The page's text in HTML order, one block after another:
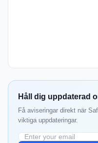
Håll dig uppdaterad
Få aviseringar direkt när
viktiga uppdateringar.